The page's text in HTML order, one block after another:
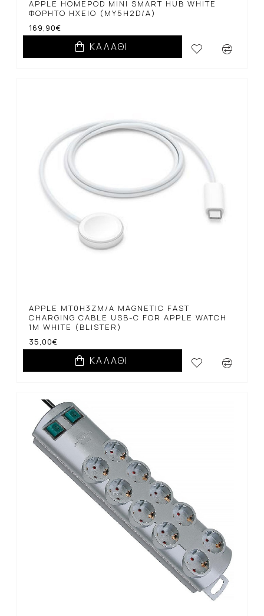
APPLE HOMEPOD ΜINI SMART HUB WHITE
ΦΟΡΗΤΌ ΗΧΕΊΟ (MY5H2D/A)
169,90€
ΚΑΛΆΘΙ
APPLE MT0H3ZM/A MAGNETIC FAST
CHARGING CABLE USB-C FOR APPLE WATCH
1M WHITE (BLISTER)
35,00€
ΚΑΛΆΘΙ